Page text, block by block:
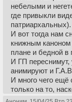
небелыми и
где привыкли
патриархальных).
И вот тогда нам
книжным
плане и бедной в
И ГП переснимут,
анимируют и
И много чего ещё
только на то,
Я бешеный